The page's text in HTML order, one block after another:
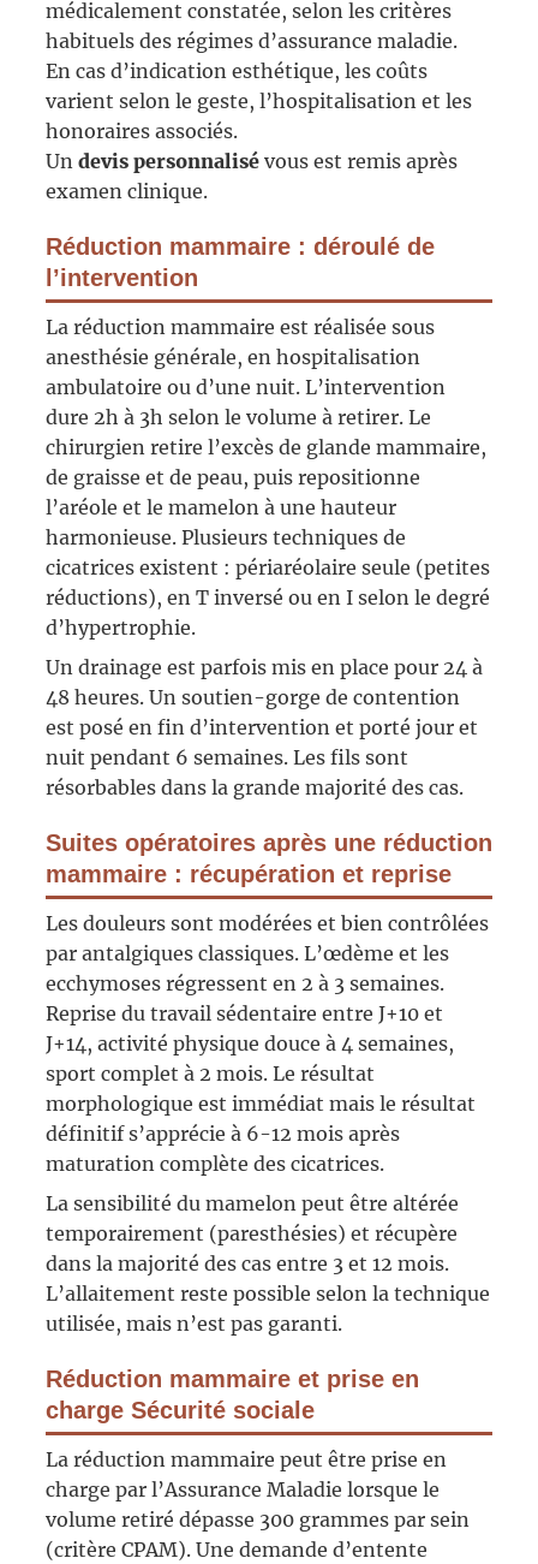
médicalement constatée, selon les critères
habituels des régimes d’assurance maladie.
En cas d’indication esthétique, les coûts
varient selon le geste, l’hospitalisation et les
honoraires associés.
Un devis personnalisévous est remis après
examen clinique.
Réduction mammaire : déroulé de
l’intervention
La réduction mammaire est réalisée sous
anesthésie générale, en hospitalisation
ambulatoire ou d’une nuit. L’intervention
dure 2h à 3h selon le volume à retirer. Le
chirurgien retire l’excès de glande mammaire,
de graisse et de peau, puis repositionne
l’aréole et le mamelon à une hauteur
harmonieuse. Plusieurs techniques de
cicatrices existent : périaréolaire seule (petites
réductions), en T inversé ou en I selon le degré
d’hypertrophie.
Un drainage est parfois mis en place pour 24 à
48 heures. Un soutien-gorge de contention
est posé en fin d’intervention et porté jour et
nuit pendant 6 semaines. Les fils sont
résorbables dans la grande majorité des cas.
Suites opératoires après une réduction
mammaire : récupération et reprise
Les douleurs sont modérées et bien contrôlées
par antalgiques classiques. L’œdème et les
ecchymoses régressent en 2 à 3 semaines.
Reprise du travail sédentaire entre J+10 et
J+14, activité physique douce à 4 semaines,
sport complet à 2 mois. Le résultat
morphologique est immédiat mais le résultat
définitif s’apprécie à 6-12 mois après
maturation complète des cicatrices.
La sensibilité du mamelon peut être altérée
temporairement (paresthésies) et récupère
dans la majorité des cas entre 3 et 12 mois.
L’allaitement reste possible selon la technique
utilisée, mais n’est pas garanti.
Réduction mammaire et prise en
charge Sécurité sociale
La réduction mammaire peut être prise en
charge par l’Assurance Maladie lorsque le
volume retiré dépasse 300 grammes par sein
(critère CPAM). Une demande d’entente